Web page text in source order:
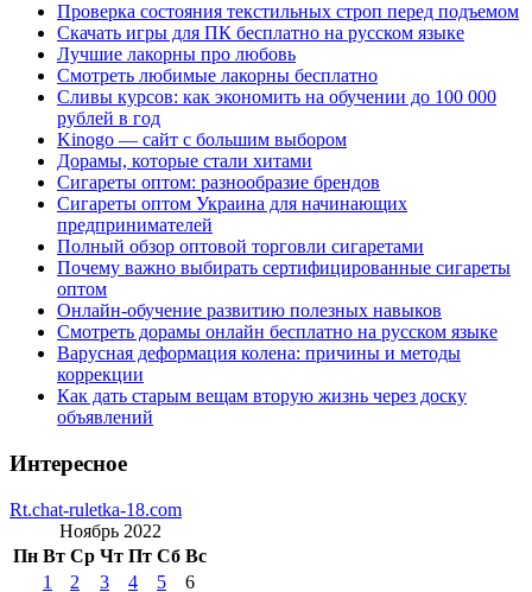
Проверка состояния текстильных строп перед подъемом
Скачать игры для ПК бесплатно на русском языке
Лучшие лакорны про любовь
Смотреть любимые лакорны бесплатно
Сливы курсов: как экономить на обучении до 100 000
рублей в год
Kinogo — сайт с большим выбором
Дорамы, которые стали хитами
Сигареты оптом: разнообразие брендов
Сигареты оптом Украина для начинающих
предпринимателей
Полный обзор оптовой торговли сигаретами
Почему важно выбирать сертифицированные сигареты
оптом
Онлайн-обучение развитию полезных навыков
Смотреть дорамы онлайн бесплатно на русском языке
Варусная деформация колена: причины и методы
коррекции
Как дать старым вещам вторую жизнь через доску
объявлений
Интересное
Rt.chat-ruletka-18.com
Ноябрь 2022
Пн Вт Ср Чт Пт Сб Вс
1
2 3 4 5 6